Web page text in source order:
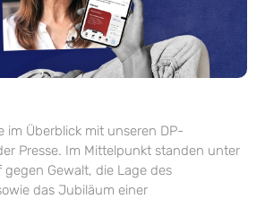
im Überblick mit unseren DP-
Presse. Im Mittelpunkt standen unter
Gewalt, die Lage des
das Jubiläum einer